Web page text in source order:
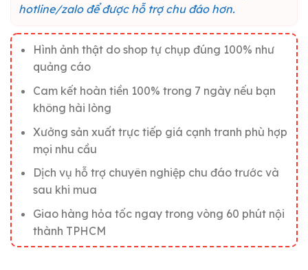
hotline/zalo để được hỗ trợ chu đáo hơn.
Hình ảnh thật do shop tự chụp đúng 100% như
quảng cáo
Cam kết hoàn tiền 100% trong 7 ngày nếu bạn
không hài lòng
Xưởng sản xuất trực tiếp giá cạnh tranh phù hợp
mọi nhu cầu
Dịch vụ hỗ trợ chuyên nghiệp chu đáo trước và
sau khi mua
Giao hàng hỏa tốc ngay trong vòng 60 phút nội
thành TPHCM